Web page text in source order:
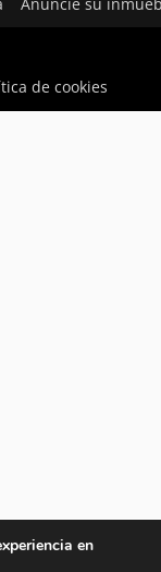
de cookies
en